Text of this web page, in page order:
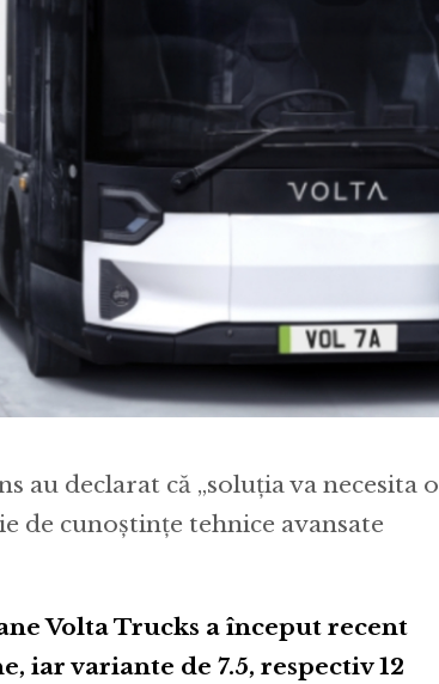
au declarat că „soluția va necesita o
de cunoștințe tehnice avansate
Volta Trucks a început recent
iar variante de 7.5, respectiv 12